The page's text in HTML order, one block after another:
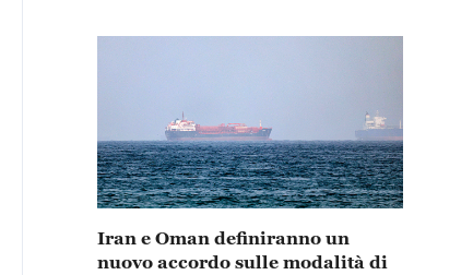
Iran e Oman definiranno un
nuovo accordo sulle modalità di